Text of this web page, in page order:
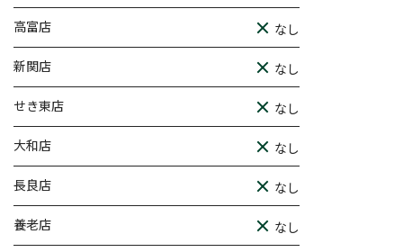
高富店 なし
新関店 なし
せき東店 なし
大和店 なし
長良店 なし
養老店 なし